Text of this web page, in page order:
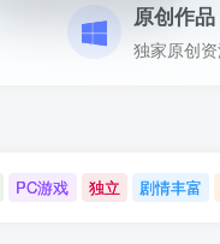
原创作品
独家原创
PC游戏 独立 剧情丰富